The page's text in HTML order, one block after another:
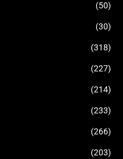
(50)
(30)
(318)
(227)
(214)
(233)
(266)
(203)